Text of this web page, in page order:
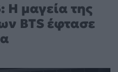
Η μαγεία της
BTS έφτασε